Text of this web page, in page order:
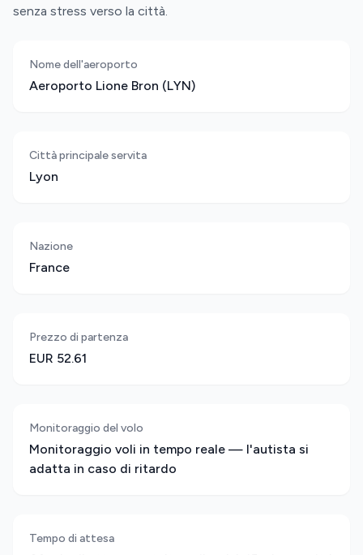
senza stress verso la città.
Nome dell'aeroporto
Aeroporto Lione Bron (LYN)
Città principale servita
Lyon
Nazione
France
Prezzo di partenza
EUR 52.61
Monitoraggio del volo
Monitoraggio voli in tempo reale — l'autista si
adatta in caso di ritardo
Tempo di attesa